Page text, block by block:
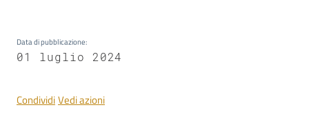
Chi siamo
Cosa facciamo
Data di pubblicazione:
01 luglio 2024
CondividiVedi azioni